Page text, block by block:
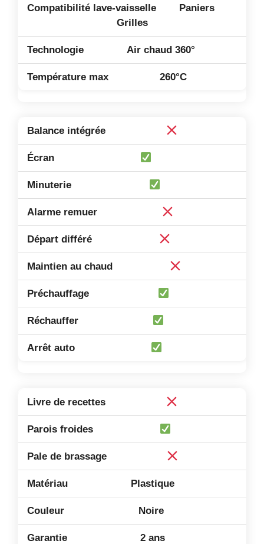
Paniers
Grilles
Air chaud 360°
260°C
Plastique
Noire
2 ans